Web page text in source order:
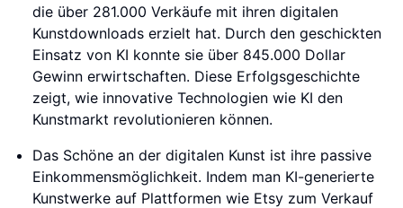
die über 281.000 Verkäufe mit ihren digitalen
Kunstdownloads erzielt hat. Durch den geschickten
Einsatz von KI konnte sie über 845.000 Dollar
Gewinn erwirtschaften. Diese Erfolgsgeschichte
zeigt, wie innovative Technologien wie KI den
Kunstmarkt revolutionieren können.
Das Schöne an der digitalen Kunst ist ihre passive
Einkommensmöglichkeit. Indem man KI-generierte
Kunstwerke auf Plattformen wie Etsy zum Verkauf